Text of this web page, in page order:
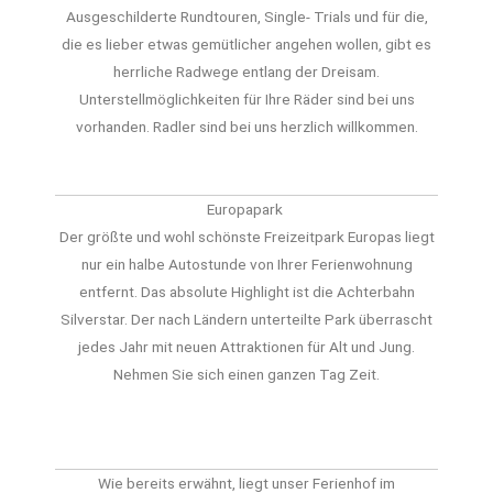
Ausgeschilderte Rundtouren, Single- Trials und für die,
die es lieber etwas gemütlicher angehen wollen, gibt es
herrliche Radwege entlang der Dreisam.
Unterstellmöglichkeiten für Ihre Räder sind bei uns
vorhanden. Radler sind bei uns herzlich willkommen.
Europapark
Der größte und wohl schönste Freizeitpark Europas liegt
nur ein halbe Autostunde von Ihrer Ferienwohnung
entfernt. Das absolute Highlight ist die Achterbahn
Silverstar. Der nach Ländern unterteilte Park überrascht
jedes Jahr mit neuen Attraktionen für Alt und Jung.
Nehmen Sie sich einen ganzen Tag Zeit.
Wie bereits erwähnt, liegt unser Ferienhof im